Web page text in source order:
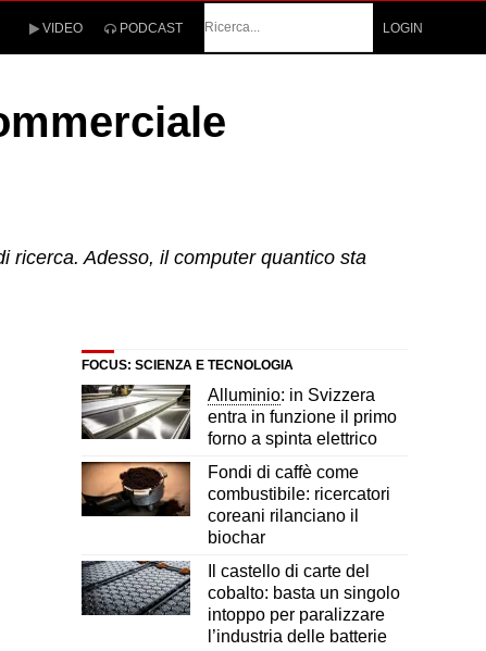
VIDEO PODCAST
LOGIN
ricerca. Adesso, il computer quantico sta
FOCUS: SCIENZA E TECNOLOGIA
Alluminio: in Svizzera
entra in funzione il primo
forno a spinta elettrico
Fondi di caffè come
combustibile: ricercatori
coreani rilanciano il
biochar
Il castello di carte del
cobalto: basta un singolo
intoppo per paralizzare
l’industria delle batterie